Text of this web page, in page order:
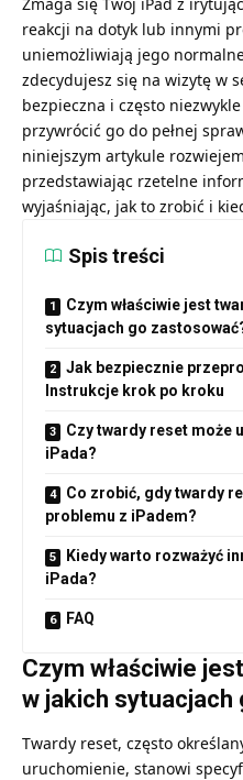
reakcji na dotyk lub innymi
uniemożliwiają jego
zdecydujesz się na wizytę w
bezpieczna i często
przywrócić go do pełnej
niniejszym artykule
przedstawiając rzetelne
wyjaśniając, jak to zrobić i
Spis treści
Czym właściwie jest
sytuacjach go
Jak bezpiecznie
Instrukcje krok po kroku
Czy twardy reset może
iPada?
Co zrobić, gdy twardy
problemu z iPadem?
Kiedy warto rozważyć
iPada?
FAQ
Czym właściwie
w jakich sytuacjach
Twardy reset, często
uruchomienie, stanowi